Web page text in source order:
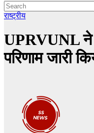
राष्ट्रीय
UPRVUNL ने
परिणाम जारी